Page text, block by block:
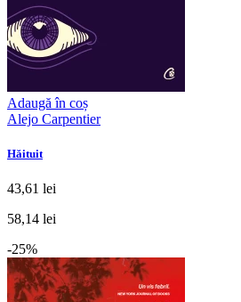
Adaugă în coș
Alejo Carpentier
Hăituit
43,61 lei
58,14 lei
-25%